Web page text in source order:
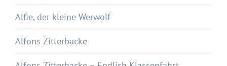
Alfie, der kleine Werwolf
Alfons Zitterbacke